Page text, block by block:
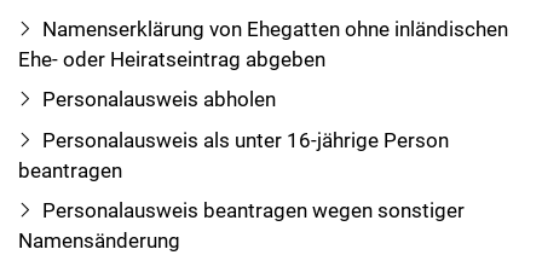
Namenserklärung von Ehegatten ohne inländischen
Ehe- oder Heiratseintrag abgeben
Personalausweis abholen
Personalausweis als unter 16-jährige Person
beantragen
Personalausweis beantragen wegen sonstiger
Namensänderung